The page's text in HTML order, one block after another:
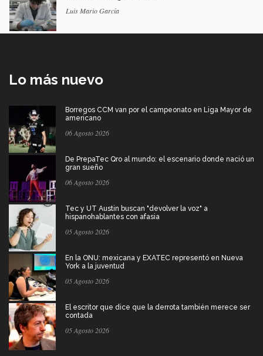
Luis Mario García
Lo más nuevo
Borregos CCM van por el campeonato en Liga Mayor de
americano
06 Agosto 2026
De PrepaTec Qro al mundo: el escenario donde nació un
gran sueño
06 Agosto 2026
Tec y UT Austin buscan "devolver la voz" a
hispanohablantes con afasia
05 Agosto 2026
En la ONU: mexicana y EXATEC representó en Nueva
York a la juventud
05 Agosto 2026
El escritor que dice que la derrota también merece ser
contada
05 Agosto 2026